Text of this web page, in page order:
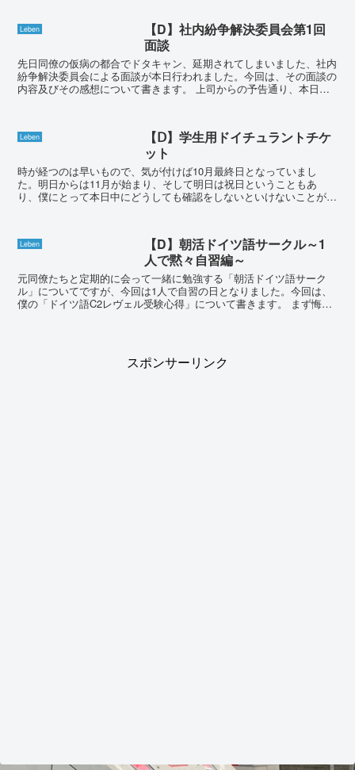
Leben
【D】社内紛争解決委員会第1回
面談
先日同僚の仮病の都合でドタキャン、延期されてしまいました、社内
紛争解決委員会による面談が本日行われました。今回は、その面談の
内容及びその感想について書きます。 上司からの予告通り、本日は
Leben
【Ⅾ】学生用ドイチュラントチケ
ット
時が経つのは早いもので、気が付けば10月最終日となっていまし
た。明日からは11月が始まり、そして明日は祝日ということもあ
り、僕にとって本日中にどうしても確認をしないといけないことがあ
Leben
【D】朝活ドイツ語サークル～1
人で黙々自習編～
元同僚たちと定期的に会って一緒に勉強する「朝活ドイツ語サーク
ル」についてですが、今回は1人で自習の日となりました。今回は、
僕の「ドイツ語C2レヴェル受験心得」について書きます。 まず悔し
スポンサーリンク